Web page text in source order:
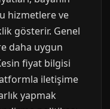
hizmetlere ve
gösterir. Genel
daha uygun
fiyat bilgisi
iletişime
yapmak